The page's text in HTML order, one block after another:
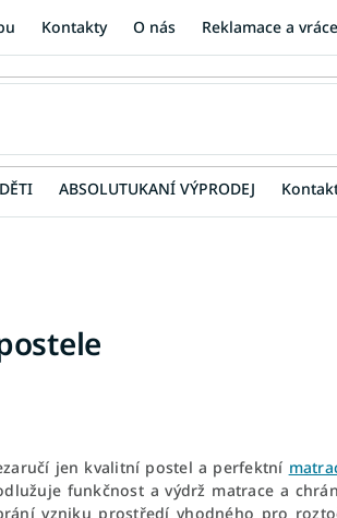
Kontakty O nás Reklamace a
ABSOLUTUKANÍ VÝPRODEJ
jen kvalitní postel a perfektní
funkčnost a výdrž matrace a
vzniku prostředí vhodného pro